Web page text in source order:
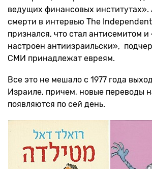
ведущих финансовых институтах».
смерти в интервью The
признался, что стал антисемитом и
настроен антиизраильски»,
СМИ принадлежат евреям.
Все это не мешало с 1977 года
Израиле, причем, новые переводы
появляются по сей день.